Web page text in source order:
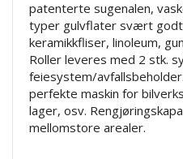
patenterte sugenalen,
typer gulvflater svært
keramikkfliser, linoleum,
Roller leveres med 2 stk.
feiesystem/
perfekte maskin for
lager, osv.
mellomstore arealer.